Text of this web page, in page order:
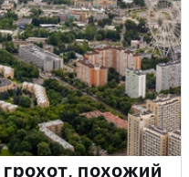
похожий